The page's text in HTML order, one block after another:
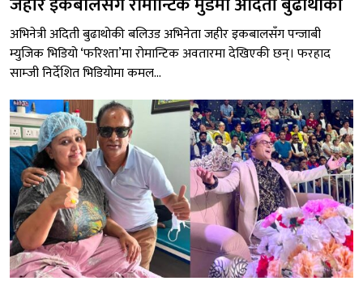
अभिनेत्री अदिती बुढाथोकी बलिउड अभिनेता जहीर इकबालसँग पन्जाबी
म्युजिक भिडियो ‘फरिश्ता’मा रोमान्टिक अवतारमा देखिएकी छन्। फरहाद
साम्जी निर्देशित भिडियोमा कमल...